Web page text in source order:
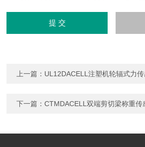
上一篇： UL12DACELL注塑机轮辐式力
下一篇：CTMDACELL双端剪切梁称重传